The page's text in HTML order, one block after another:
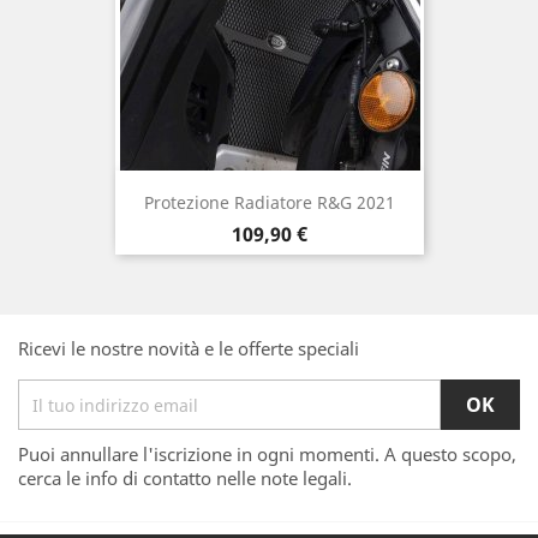
Protezione Radiatore R&G 2021
Prezzo
109,90 €
Ricevi le nostre novità e le offerte speciali
Puoi annullare l'iscrizione in ogni momenti. A questo scopo,
cerca le info di contatto nelle note legali.